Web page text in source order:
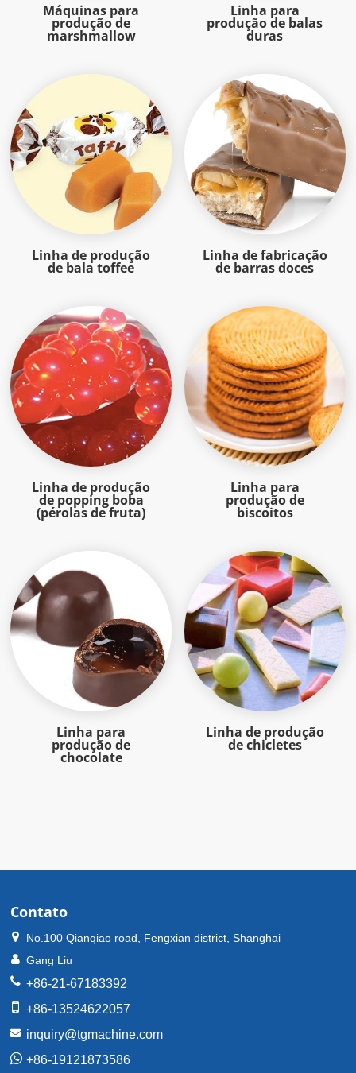
Máquinas para
produção de
marshmallow
Linha para
produção de balas
duras
Linha de produção
de bala toffee
Linha de fabricação
de barras doces
Linha de produção
de popping boba
(pérolas de fruta)
Linha para
produção de
biscoitos
Linha para
produção de
chocolate
Linha de produção
de chicletes
Contato
No.100 Qianqiao road, Fengxian district, Shanghai
Gang Liu
+86-21-67183392
+86-13524622057
inquiry@tgmachine.com
+86-19121873586